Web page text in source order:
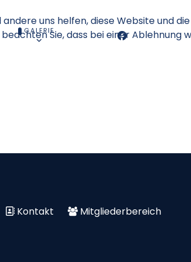
GALERIE
Kontakt Mitgliederbereich
uns helfen, diese Website und
Sie, dass bei einer Ablehnung